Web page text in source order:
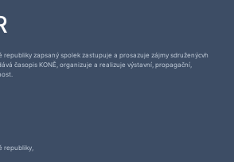
republiky zapsaný spolek zastupuje a prosazuje zájmy sdruženýcvh
časopis KONĚ, organizuje a realizuje výstavní, propagační,
republiky,